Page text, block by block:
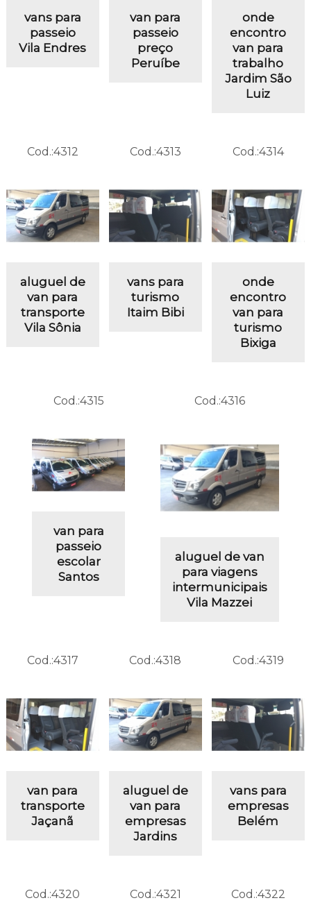
vans para
passeio
Vila Endres
van para
passeio
preço
Peruíbe
onde
encontro
van para
trabalho
Jardim São
Luiz
Cod.:4312
aluguel de
van para
transporte
Vila Sônia
Cod.:4313
vans para
turismo
Itaim Bibi
Cod.:4314
onde
encontro
van para
turismo
Bixiga
Cod.:4315
van para
passeio
escolar
Santos
Cod.:4316
aluguel de van
para viagens
intermunicipais
Vila Mazzei
Cod.:4317
van para
transporte
Jaçanã
Cod.:4318
aluguel de
van para
empresas
Jardins
Cod.:4319
vans para
empresas
Belém
Cod.:4320 Cod.:4321 Cod.:4322